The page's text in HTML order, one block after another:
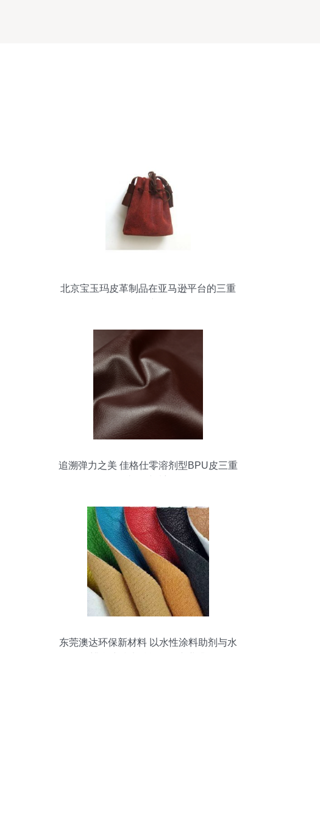
北京宝玉玛皮革制品在亚马逊平台的三重
追溯弹力之美 佳格仕零溶剂型BPU皮三重
东莞澳达环保新材料 以水性涂料助剂与水